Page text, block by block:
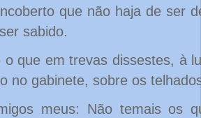
que não haja de ser
sabido.
o que em trevas dissestes, à
no gabinete, sobre os
meus: Não temais os